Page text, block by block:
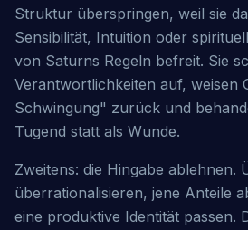
Struktur überspringen, weil sie
Sensibilität, Intuition oder
von Saturns Regeln befreit. Sie
Verantwortlichkeiten auf, weisen
Schwingung" zurück und
Tugend statt als Wunde.
Zweitens: die Hingabe ablehnen.
überrationalisieren, jene Anteile
eine produktive Identität passen.